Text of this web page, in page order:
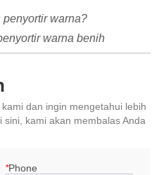
warna?
warna benih
dan ingin mengetahui lebih
kami akan membalas Anda
*Phone